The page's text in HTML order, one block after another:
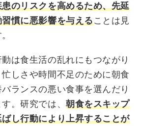
のリスクを高めるため、先延
慣に悪影響を与えることは見
は食生活の乱れにもつながり
しさや時間不足のために朝食
ランスの悪い食事を選んだり
。研究では、朝食をスキップ
し行動により上昇することが